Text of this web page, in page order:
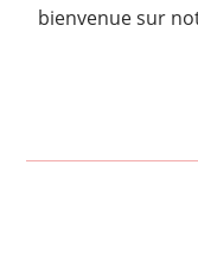
bienvenue sur